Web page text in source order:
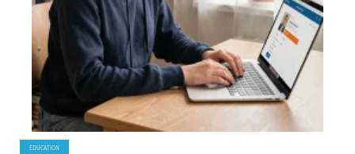
ÉDUCATION